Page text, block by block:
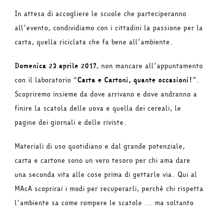
In attesa di accogliere le scuole che parteciperanno
all’evento, condividiamo con i cittadini la passione per la
carta, quella riciclata che fa bene all’ambiente.
Domenica 23 aprile 2017, non mancare all’appuntamento
con il laboratorio “Carta e Cartoni, quante occasioni!”.
Scopriremo insieme da dove arrivano e dove andranno a
finire la scatola delle uova e quella dei cereali, le
pagine dei giornali e delle riviste.
Materiali di uso quotidiano e dal grande potenziale,
carta e cartone sono un vero tesoro per chi ama dare
una seconda vita alle cose prima di gettarle via. Qui al
MAcA scoprirai i modi per recuperarli, perché chi rispetta
l’ambiente sa come rompere le scatole … ma soltanto